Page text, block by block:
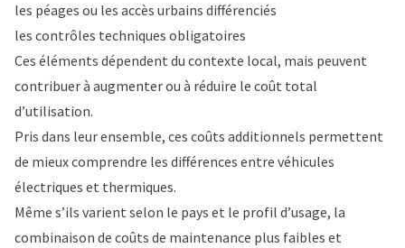
les péages ou les accès urbains différenciés
les contrôles techniques obligatoires
Ces éléments dépendent du contexte local, mais peuvent
contribuer à augmenter ou à réduire le coût total
d’utilisation.
Pris dans leur ensemble, ces coûts additionnels permettent
de mieux comprendre les différences entre véhicules
électriques et thermiques.
Même s’ils varient selon le pays et le profil d’usage, la
combinaison de coûts de maintenance plus faibles et